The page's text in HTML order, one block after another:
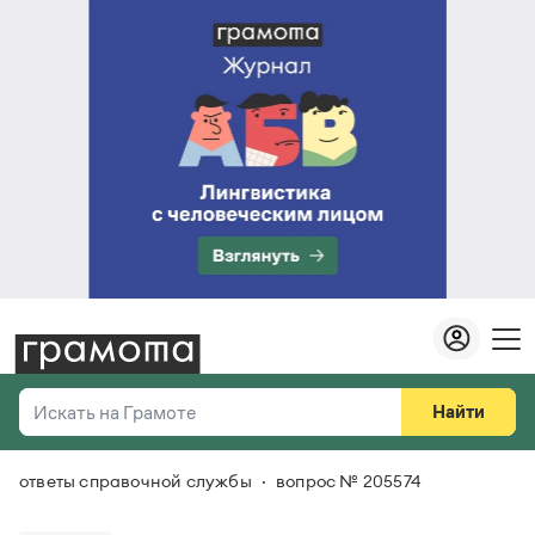
Искать на Грамоте
Справочная служба
Найти
Везде
ответы справочной службы вопрос № 205574